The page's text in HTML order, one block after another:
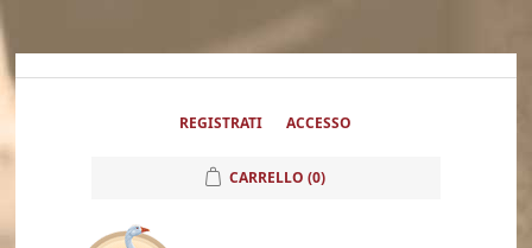
REGISTRATI ACCESSO
CARRELLO (0)